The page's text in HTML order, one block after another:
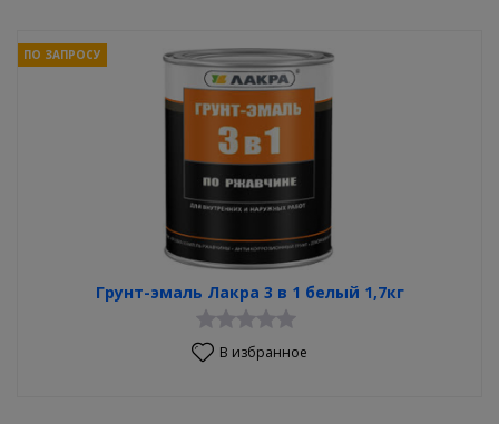
Грунт-эмаль Лакра 3 в 1 белый 1,7кг
ПО ЗАПРОСУ
В избранное